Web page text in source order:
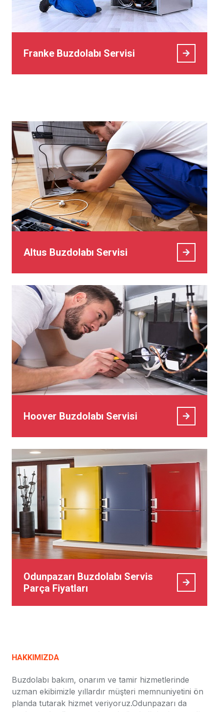
Franke Buzdolabı Servisi
Altus Buzdolabı Servisi
Hoover Buzdolabı Servisi
Odunpazarı Buzdolabı Servis
Parça Fiyatları
HAKKIMIZDA
Buzdolabı bakım, onarım ve tamir hizmetlerinde
uzman ekibimizle yıllardır müşteri memnuniyetini ön
planda tutarak hizmet veriyoruz.Odunpazarı da